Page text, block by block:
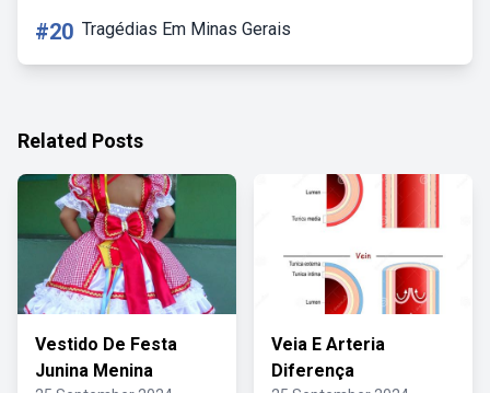
#20 Tragédias Em Minas Gerais
Related Posts
Vestido De Festa
Junina Menina
Veia E Arteria
Diferença